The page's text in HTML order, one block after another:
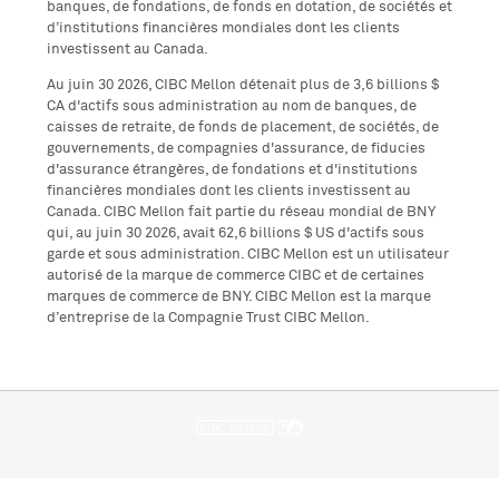
banques, de fondations, de fonds en dotation, de sociétés et
d’institutions financières mondiales dont les clients
investissent au Canada.
Au juin 30 2026, CIBC Mellon détenait plus de 3,6 billions $
CA d'actifs sous administration au nom de banques, de
caisses de retraite, de fonds de placement, de sociétés, de
gouvernements, de compagnies d'assurance, de fiducies
d'assurance étrangères, de fondations et d'institutions
financières mondiales dont les clients investissent au
Canada. CIBC Mellon fait partie du réseau mondial de BNY
qui, au juin 30 2026, avait 62,6 billions $ US d'actifs sous
garde et sous administration. CIBC Mellon est un utilisateur
autorisé de la marque de commerce CIBC et de certaines
marques de commerce de BNY. CIBC Mellon est la marque
d’entreprise de la Compagnie Trust CIBC Mellon.